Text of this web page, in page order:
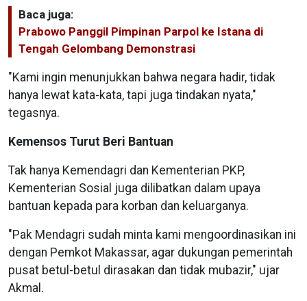
Baca juga:
Prabowo Panggil Pimpinan Parpol ke Istana di
Tengah Gelombang Demonstrasi
"Kami ingin menunjukkan bahwa negara hadir, tidak
hanya lewat kata-kata, tapi juga tindakan nyata,"
tegasnya.
Kemensos Turut Beri Bantuan
Tak hanya Kemendagri dan Kementerian PKP,
Kementerian Sosial juga dilibatkan dalam upaya
bantuan kepada para korban dan keluarganya.
"Pak Mendagri sudah minta kami mengoordinasikan ini
dengan Pemkot Makassar, agar dukungan pemerintah
pusat betul-betul dirasakan dan tidak mubazir," ujar
Akmal.